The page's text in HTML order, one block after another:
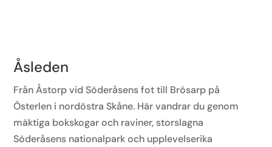
Åsleden
Från Åstorp vid Söderåsens fot till Brösarp på
Österlen i nordöstra Skåne. Här vandrar du genom
mäktiga bokskogar och raviner, storslagna
Söderåsens nationalpark och upplevelserika